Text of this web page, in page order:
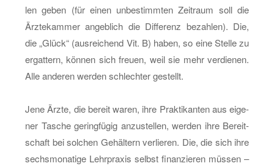
len geben (für einen un­be­stimm­ten Zeit­raum soll die
Ärz­te­kam­mer an­geb­lich die Dif­fe­renz be­zah­len). Die,
die „Glück“ (aus­rei­chend Vit. B) haben, so eine Stel­le zu
er­gat­tern, kön­nen sich freu­en, weil sie mehr ver­die­nen.
Alle an­de­ren wer­den schlech­ter ge­stellt.
Jene Ärzte, die be­reit waren, ihre Prak­ti­kan­ten aus ei­ge­
ner Ta­sche ge­ring­fü­gig an­zu­stel­len, wer­den ihre Be­reit­
schaft bei sol­chen Ge­häl­tern ver­lie­ren. Die, die sich ihre
sechs­mo­na­ti­ge Lehr­pra­xis selbst fi­nan­zie­ren müs­sen –